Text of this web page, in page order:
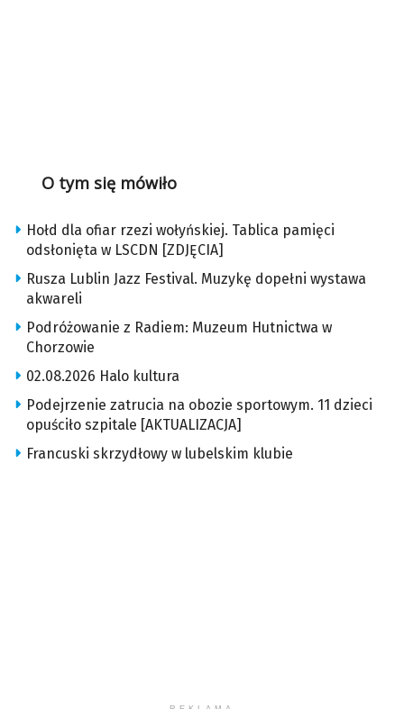
O tym się mówiło
Hołd dla ofiar rzezi wołyńskiej. Tablica pamięci
odsłonięta w LSCDN [ZDJĘCIA]
Rusza Lublin Jazz Festival. Muzykę dopełni wystawa
akwareli
Podróżowanie z Radiem: Muzeum Hutnictwa w
Chorzowie
02.08.2026 Halo kultura
Podejrzenie zatrucia na obozie sportowym. 11 dzieci
opuściło szpitale [AKTUALIZACJA]
Francuski skrzydłowy w lubelskim klubie